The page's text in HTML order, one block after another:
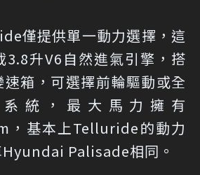
僅提供單一動力選擇，這
3.8升V6自然進氣引擎，搭
箱，可選擇前輪驅動或全
統，最大馬力擁有
，基本上Telluride的動力
Palisade相同。